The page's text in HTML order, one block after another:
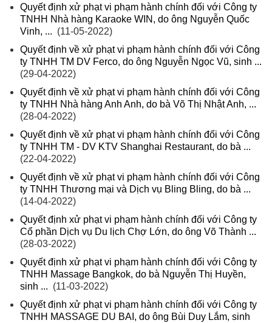
Quyết định xử phạt vi phạm hành chính đối với Công ty
TNHH Nhà hàng Karaoke WIN, do ông Nguyễn Quốc
Vinh, ... (11-05-2022)
Quyết định về xử phạt vi phạm hành chính đối với Công
ty TNHH TM DV Ferco, do ông Nguyễn Ngọc Vũ, sinh ...
(29-04-2022)
Quyết định về xử phạt vi phạm hành chính đối với Công
ty TNHH Nhà hàng Anh Anh, do bà Võ Thị Nhật Anh, ...
(28-04-2022)
Quyết định về xử phạt vi phạm hành chính đối với Công
ty TNHH TM - DV KTV Shanghai Restaurant, do bà ...
(22-04-2022)
Quyết định về xử phạt vi phạm hành chính đối với Công
ty TNHH Thương mại và Dịch vụ Bling Bling, do bà ...
(14-04-2022)
Quyết định xử phạt vi phạm hành chính đối với Công ty
Cổ phần Dịch vụ Du lịch Chợ Lớn, do ông Võ Thành ...
(28-03-2022)
Quyết định xử phạt vi phạm hành chính đối với Công ty
TNHH Massage Bangkok, do bà Nguyễn Thị Huyền,
sinh ... (11-03-2022)
Quyết định xử phạt vi phạm hành chính đối với Công ty
TNHH MASSAGE DU BAI, do ông Bùi Duy Lắm, sinh